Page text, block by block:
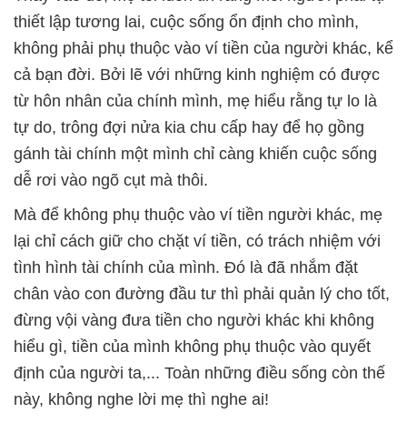
thiết lập tương lai, cuộc sống ổn định cho mình,
không phải phụ thuộc vào ví tiền của người khác, kể
cả bạn đời. Bởi lẽ với những kinh nghiệm có được
từ hôn nhân của chính mình, mẹ hiểu rằng tự lo là
tự do, trông đợi nửa kia chu cấp hay để họ gồng
gánh tài chính một mình chỉ càng khiến cuộc sống
dễ rơi vào ngõ cụt mà thôi.
Mà để không phụ thuộc vào ví tiền người khác, mẹ
lại chỉ cách giữ cho chặt ví tiền, có trách nhiệm với
tình hình tài chính của mình. Đó là đã nhắm đặt
chân vào con đường đầu tư thì phải quản lý cho tốt,
đừng vội vàng đưa tiền cho người khác khi không
hiểu gì, tiền của mình không phụ thuộc vào quyết
định của người ta,... Toàn những điều sống còn thế
này, không nghe lời mẹ thì nghe ai!